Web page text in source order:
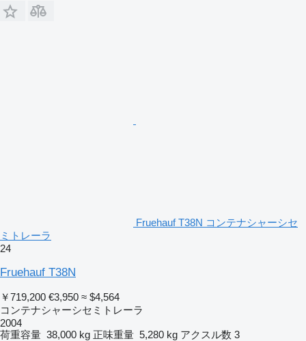
Fruehauf T38N コンテナシャーシセ
ミトレーラ
24
Fruehauf T38N
￥719,200 €3,950 ≈ $4,564
コンテナシャーシセミトレーラ
2004
荷重容量 38,000 kg 正味重量 5,280 kg アクスル数 3